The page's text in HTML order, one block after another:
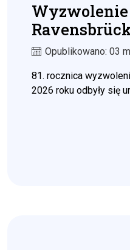
Opublikowano: 03
81. rocznica
2026 roku odbyły się